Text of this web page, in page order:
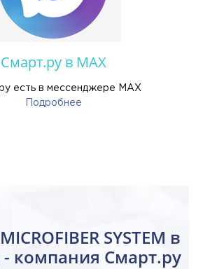
Смарт.ру в MAX
есть в мессенджере MAX
Подробнее
SYSTEM в
- компания Смарт.ру